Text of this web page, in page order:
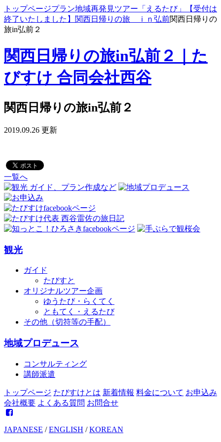
トップページプラン地域再発見ツアー「えるたび」
【受付は
終了いたしました】関西日帰りの旅 ｉｎ弘前関西日帰りの
旅in弘前２
関西日帰りの旅in弘前２｜た
びすけ 合同会社西谷
関西日帰りの旅in弘前２
2019.09.26 更新
一覧へ
観光
ガイド
たびすと
オリジナルツアー企画
ゆうたび・らくてく
ともてく・えるたび
その他（切符等の手配）
地域プロデュース
コンサルティング
講師派遣
トップページ たびすけとは 新着情報 料金について お申込み
会社概要 よくある質問 お問合せ
JAPANESE /ENGLISH /KOREAN